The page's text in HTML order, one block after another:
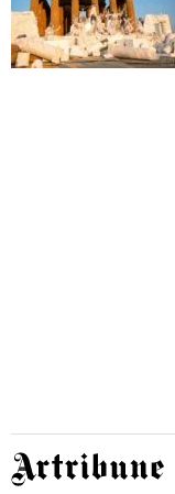
Artribune